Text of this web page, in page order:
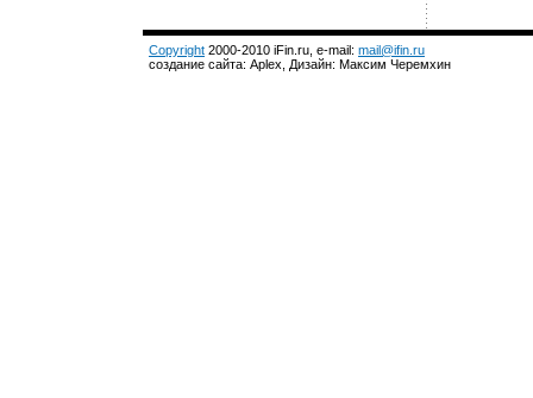
Copyright 2000-2010 iFin.ru, e-mail: mail@ifin.ru
создание сайта: Aplex, Дизайн: Максим Черемхин